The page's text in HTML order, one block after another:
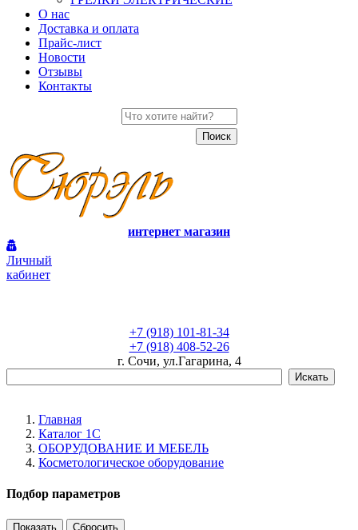
О нас
Доставка и оплата
Прайс-лист
Новости
Отзывы
Контакты
интернет магазин
Личный
кабинет
+7 (918) 101-81-34
+7 (918) 408-52-26
г. Сочи, ул.Гагарина, 4
Главная
Каталог 1С
ОБОРУДОВАНИЕ И МЕБЕЛЬ
Косметологическое оборудование
Подбор параметров